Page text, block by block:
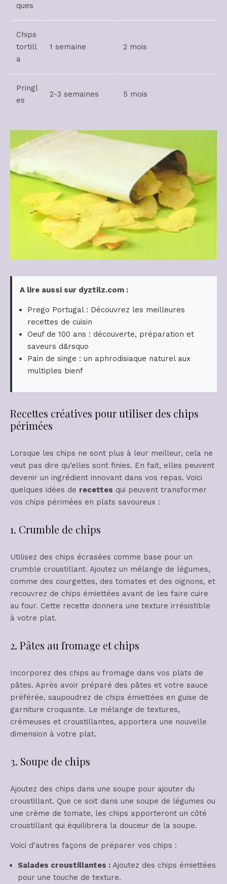
ques
Chips
tortill
a
1 semaine 2 mois
Pringl
es
2-3 semaines 5 mois
A lire aussi sur dyztilz.com :
Prego Portugal : Découvrez les meilleures
recettes de cuisin
Oeuf de 100 ans : découverte, préparation et
saveurs d&rsquo
Pain de singe : un aphrodisiaque naturel aux
multiples bienf
Recettes créatives pour utiliser des chips
périmées
Lorsque les chips ne sont plus à leur meilleur, cela ne
veut pas dire qu’elles sont finies. En fait, elles peuvent
devenir un ingrédient innovant dans vos repas. Voici
quelques idées de recettes qui peuvent transformer
vos chips périmées en plats savoureux :
1. Crumble de chips
Utilisez des chips écrasées comme base pour un
crumble croustillant. Ajoutez un mélange de légumes,
comme des courgettes, des tomates et des oignons, et
recouvrez de chips émiettées avant de les faire cuire
au four. Cette recette donnera une texture irrésistible
à votre plat.
2. Pâtes au fromage et chips
Incorporez des chips au fromage dans vos plats de
pâtes. Après avoir préparé des pâtes et votre sauce
préférée, saupoudrez de chips émiettées en guise de
garniture croquante. Le mélange de textures,
crémeuses et croustillantes, apportera une nouvelle
dimension à votre plat.
3. Soupe de chips
Ajoutez des chips dans une soupe pour ajouter du
croustillant. Que ce soit dans une soupe de légumes ou
une crème de tomate, les chips apporteront un côté
croustillant qui équilibrera la douceur de la soupe.
Voici d’autres façons de préparer vos chips :
Salades croustillantes : Ajoutez des chips émiettées
pour une touche de texture.